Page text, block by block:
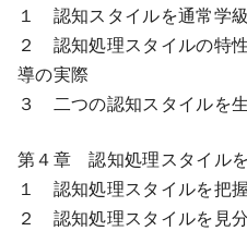
１ 認知スタイルを通常学
２ 認知処理スタイルの特
導の実際
３ 二つの認知スタイルを
第４章 認知処理スタイル
１ 認知処理スタイルを把
２ 認知処理スタイルを見